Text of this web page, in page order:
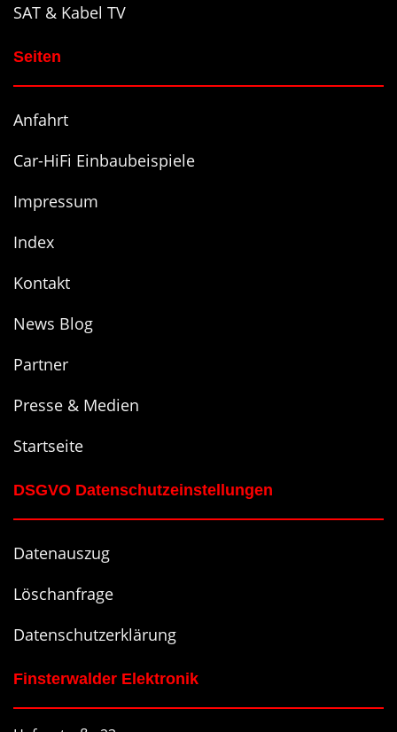
SAT & Kabel TV
Seiten
Anfahrt
Car-HiFi Einbaubeispiele
Impressum
Index
Kontakt
News Blog
Partner
Presse & Medien
Startseite
DSGVO Datenschutzeinstellungen
Datenauszug
Löschanfrage
Datenschutzerklärung
Finsterwalder Elektronik